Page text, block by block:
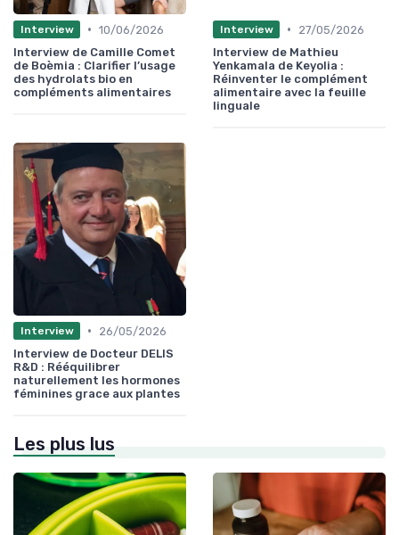
Interview • 10/06/2026
Interview de Camille Comet
de Boèmia : Clarifier l’usage
des hydrolats bio en
compléments alimentaires
Interview •
27/05/2026
Interview de Mathieu
Yenkamala de Keyolia :
Réinventer le complément
alimentaire avec la feuille
linguale
Interview •
26/05/2026
Interview de Docteur DELIS
R&D : Rééquilibrer
naturellement les hormones
féminines grace aux plantes
Les plus lus